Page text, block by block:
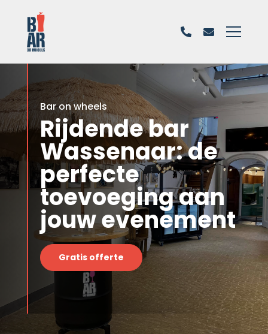
Bar on wheels
Rijdende bar
Wassenaar: de
perfecte
toevoeging aan
jouw evenement
Gratis offerte